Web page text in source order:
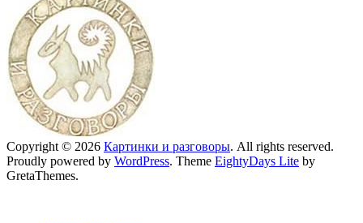
Copyright © 2026 Картинки и разговоры. All rights reserved.
Proudly powered by WordPress. Theme EightyDays Lite by
GretaThemes.